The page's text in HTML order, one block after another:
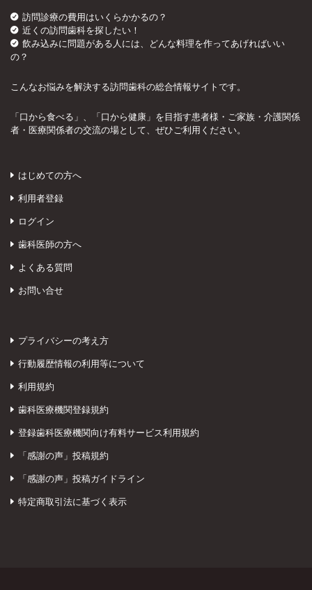
訪問診療の費用はいくらかかるの？
近くの訪問歯科を探したい！
飲み込みに問題がある人には、どんな料理を作ってあげればいい
の？
こんなお悩みを解決する訪問歯科の総合情報サイトです。
「口から食べる」、「口から健康」を目指す患者様・ご家族・介護関係
者・医療関係者の交流の場として、ぜひご利用ください。
はじめての方へ
利用者登録
ログイン
歯科医師の方へ
よくある質問
お問い合せ
プライバシーの考え方
行動履歴情報の利用等について
利用規約
歯科医療機関登録規約
登録歯科医療機関向け有料サービス利用規約
「感謝の声」投稿規約
「感謝の声」投稿ガイドライン
特定商取引法に基づく表示